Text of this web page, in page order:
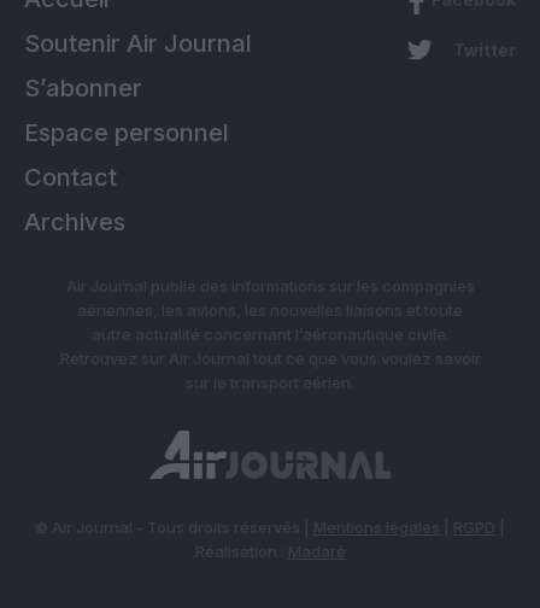
Soutenir Air Journal
S’abonner
Espace personnel
Contact
Archives